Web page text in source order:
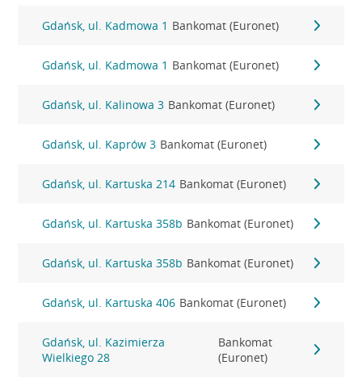
Gdańsk, ul. Kadmowa 1 Bankomat (Euronet)
Gdańsk, ul. Kadmowa 1 Bankomat (Euronet)
Gdańsk, ul. Kalinowa 3 Bankomat (Euronet)
Gdańsk, ul. Kaprów 3 Bankomat (Euronet)
Gdańsk, ul. Kartuska 214 Bankomat (Euronet)
Gdańsk, ul. Kartuska 358b Bankomat (Euronet)
Gdańsk, ul. Kartuska 358b Bankomat (Euronet)
Gdańsk, ul. Kartuska 406 Bankomat (Euronet)
Gdańsk, ul. Kazimierza
Wielkiego 28
Bankomat
(Euronet)